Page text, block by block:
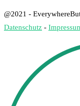
@2021 -
Datenschutz -